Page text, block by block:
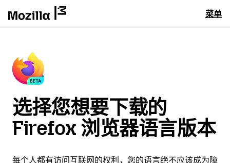
菜单
选择您想要下载的
Firefox 浏览器语言版本
每个人都有访问互联网的权利，您的语言绝不应该成为障